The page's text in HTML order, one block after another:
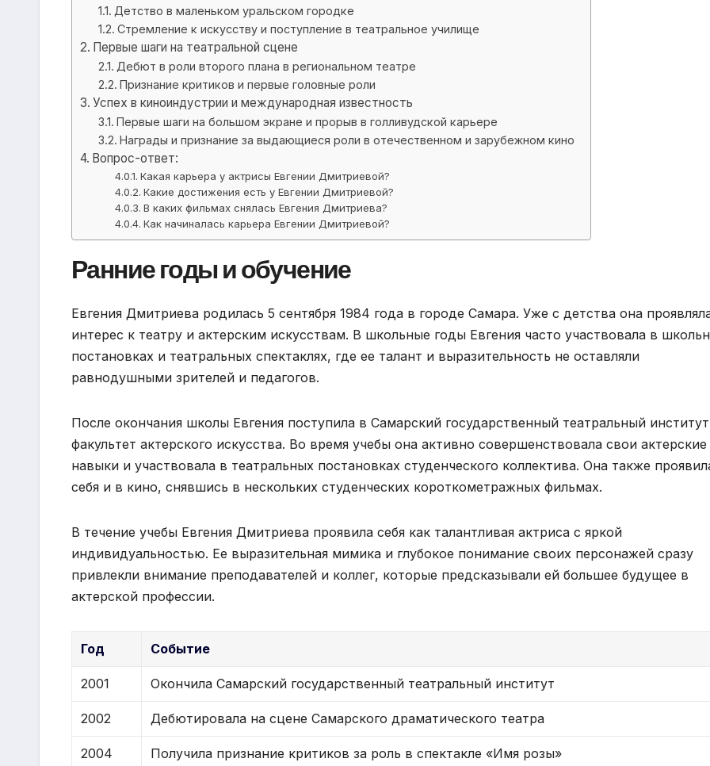
Детство в маленьком уральском городке
Стремление к искусству и поступление в театральное училище
Первые шаги на театральной сцене
Дебют в роли второго плана в региональном театре
Признание критиков и первые головные роли
Успех в киноиндустрии и международная известность
Первые шаги на большом экране и прорыв в голливудской карьере
Награды и признание за выдающиеся роли в отечественном и зарубежном кино
Вопрос-ответ:
Какая карьера у актрисы Евгении Дмитриевой?
Какие достижения есть у Евгении Дмитриевой?
В каких фильмах снялась Евгения Дмитриева?
Как начиналась карьера Евгении Дмитриевой?
Ранние годы и обучение
Евгения Дмитриева родилась 5 сентября 1984 года в городе Самара. Уже с детства она
интерес к театру и актерским искусствам. В школьные годы Евгения часто участвовала в
постановках и театральных спектаклях, где ее талант и выразительность не оставляли
равнодушными зрителей и педагогов.
После окончания школы Евгения поступила в Самарский государственный театральный
факультет актерского искусства. Во время учебы она активно совершенствовала свои актерские
навыки и участвовала в театральных постановках студенческого коллектива. Она также
себя и в кино, снявшись в нескольких студенческих короткометражных фильмах.
В течение учебы Евгения Дмитриева проявила себя как талантливая актриса с яркой
индивидуальностью. Ее выразительная мимика и глубокое понимание своих персонажей сразу
привлекли внимание преподавателей и коллег, которые предсказывали ей большее будущее в
актерской профессии.
Год Событие
2001 Окончила Самарский государственный театральный институт
2002 Дебютировала на сцене Самарского драматического театра
2004 Получила признание критиков за роль в спектакле «Имя розы»